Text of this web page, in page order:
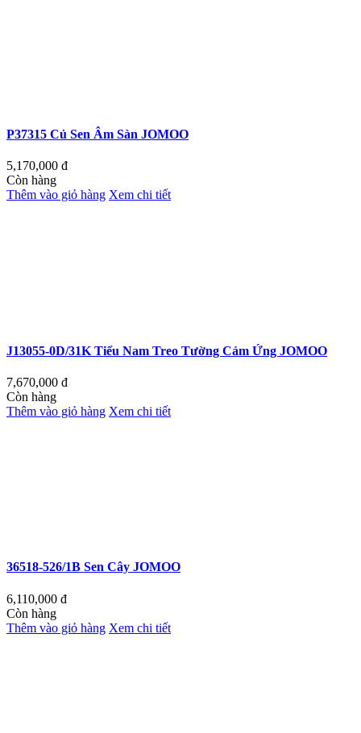
P37315 Củ Sen Âm Sàn JOMOO
5,170,000 đ
Còn hàng
Thêm vào giỏ hàng Xem chi tiết
J13055-0D/31K Tiểu Nam Treo Tường Cảm Ứng JOMOO
7,670,000 đ
Còn hàng
Thêm vào giỏ hàng Xem chi tiết
36518-526/1B Sen Cây JOMOO
6,110,000 đ
Còn hàng
Thêm vào giỏ hàng Xem chi tiết